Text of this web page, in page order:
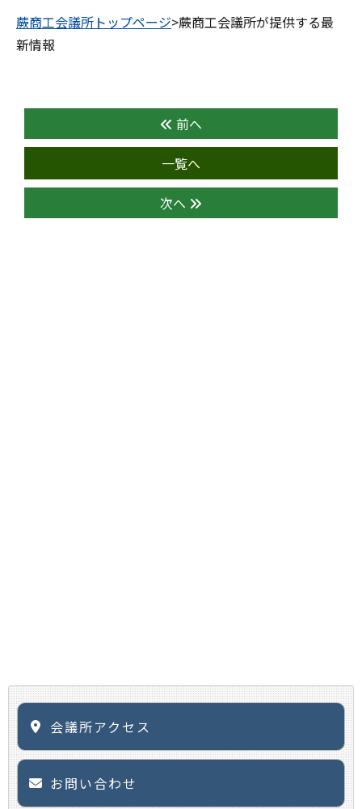
会議所アクセス
お問い合わせ
蕨商工会議所トップページ>蕨商工会議所が提供する最
新情報
前へ
一覧へ
次へ